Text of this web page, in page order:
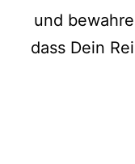
und
dass Dein